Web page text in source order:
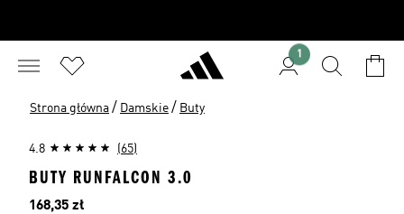
1
Strona główna / Damskie / Buty
4.8 (65)
BUTY RUNFALCON 3.0
Bieżąca cena
168,35 zł